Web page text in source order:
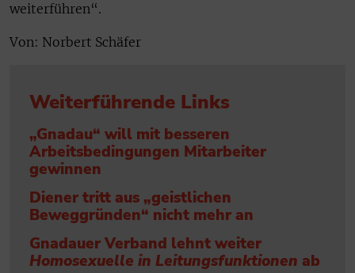
weiterführen“.
Von: Norbert Schäfer
Weiterführende Links
„Gnadau“ will mit besseren
Arbeitsbedingungen Mitarbeiter
gewinnen
Diener tritt aus „geistlichen
Beweggründen“ nicht mehr an
Gnadauer Verband lehnt weiter
Homosexuelle in Leitungsfunktionen ab